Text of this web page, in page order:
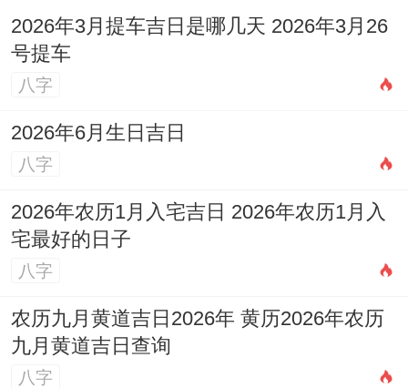
某创业者再资金链断裂前夜仍拒绝收购方
法。
择 | 考虑兴趣/收入平衡 | 只选能飞快实现目
标的方向；
其实吧 - 人际关系 | 维持表面和谐 | 立就是
切断不管用社交 |
如强行给伴侣报MBA课程，理由是“你眼下
的工作配不上我的演化速度”！
2026年3月提车吉日是哪几天 2026年3月26
号提车
八字
2026年6月生日吉日
八字
2026年农历1月入宅吉日 2026年农历1月入
宅最好的日子
八字
农历九月黄道吉日2026年 黄历2026年农历
九月黄道吉日查询
八字